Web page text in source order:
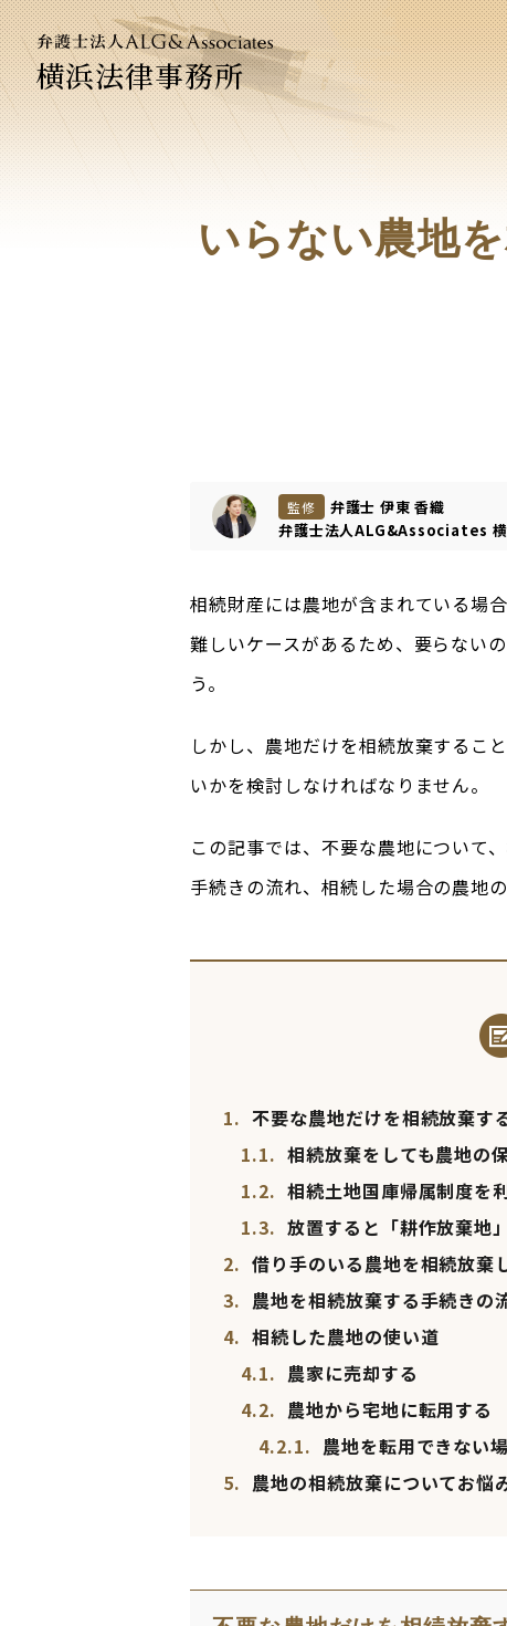
横浜法律事務所
法人のお
いらない農地
監修
弁護士 伊東 香織
弁護士法人ALG&Associates
相続財産には農地が含まれている場
難しいケースがあるため、要らない
う。
しかし、農地だけを相続放棄するこ
いかを検討しなければなりません。
この記事では、不要な農地について
手続きの流れ、相続した場合の農地
1. 不要な農地だけを相続放棄す
1.1. 相続放棄をしても農地の
1.2. 相続土地国庫帰属制度を
1.3. 放置すると「耕作放棄地
2. 借り手のいる農地を相続放棄
3. 農地を相続放棄する手続きの
4. 相続した農地の使い道
4.1. 農家に売却する
4.2. 農地から宅地に転用する
4.2.1. 農地を転用できない
5. 農地の相続放棄についてお悩